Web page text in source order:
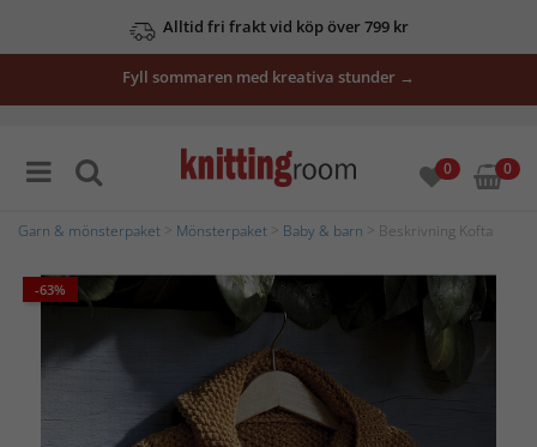
Alltid fri frakt vid köp över 799 kr
Fyll sommaren med kreativa stunder →
0 0
Garn & mönsterpaket Mönsterpaket Baby & barn > Beskrivning Kofta
-63%